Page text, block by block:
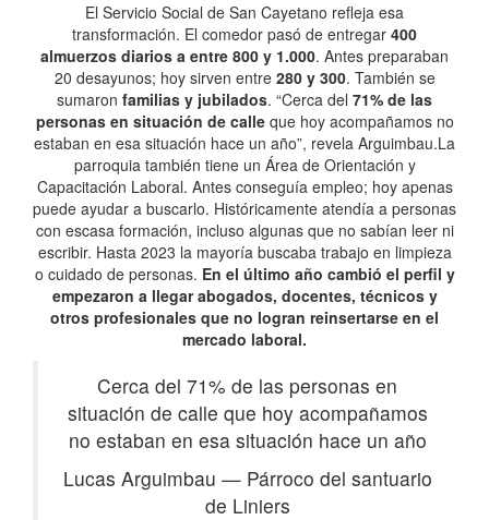
El Servicio Social de San Cayetano refleja esa
transformación. El comedor pasó de entregar 400
almuerzos diarios a entre 800 y 1.000. Antes preparaban
20 desayunos; hoy sirven entre 280 y 300. También se
sumaron familias y jubilados. “Cerca del 71% de las
personas en situación de calleque hoy acompañamos no
estaban en esa situación hace un año”, revela Arguimbau.La
parroquia también tiene un Área de Orientación y
Capacitación Laboral. Antes conseguía empleo; hoy apenas
puede ayudar a buscarlo. Históricamente atendía a personas
con escasa formación, incluso algunas que no sabían leer ni
escribir. Hasta 2023 la mayoría buscaba trabajo en limpieza
o cuidado de personas. En el último año cambió el perfil y
empezaron a llegar abogados, docentes, técnicos y
otros profesionales que no logran reinsertarse en el
mercado laboral.
Cerca del 71% de las personas en
situación de calle que hoy acompañamos
no estaban en esa situación hace un año
Lucas Arguimbau —Párroco del santuario
de Liniers